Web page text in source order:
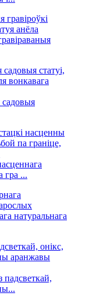
садовыя
гра ...
натуральнага